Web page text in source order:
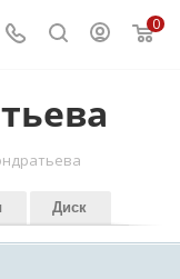
0
Диск